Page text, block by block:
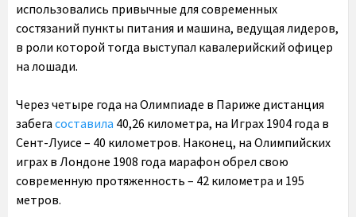
использовались привычные для современных
состязаний пункты питания и машина, ведущая лидеров,
в роли которой тогда выступал кавалерийский офицер
на лошади.
Через четыре года на Олимпиаде в Париже дистанция
забега составила 40,26 километра, на Играх 1904 года в
Сент-Луисе – 40 километров. Наконец, на Олимпийских
играх в Лондоне 1908 года марафон обрел свою
современную протяженность – 42 километра и 195
метров.